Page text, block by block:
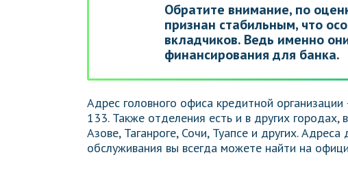
Обратите внимание, по
признан стабильным, что
вкладчиков. Ведь именно
финансирования для банка.
Адрес головного офиса кредитной
133. Также отделения есть и в других
Азове, Таганроге, Сочи, Туапсе и других.
обслуживания вы всегда можете найти на